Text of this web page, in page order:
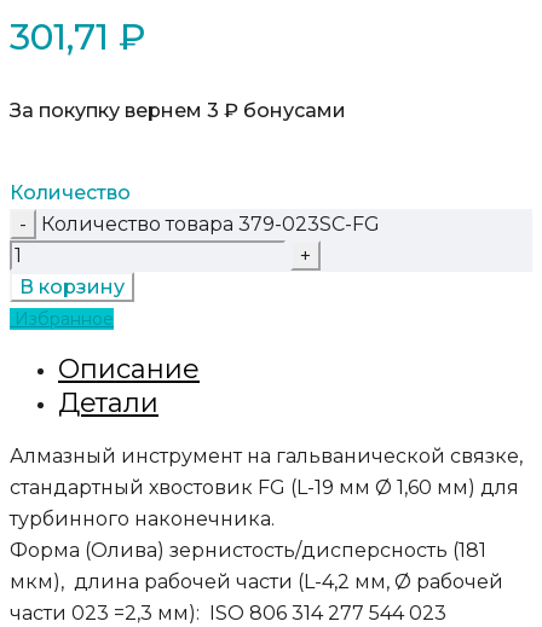
301,71 ₽
За покупку вернем 3 ₽ бонусами
Количество
Количество товара 379-023SC-FG
В корзину
Избранное
Описание
Детали
Алмазный инструмент на гальванической связке,
стандартный хвостовик FG (L-19 мм Ø 1,60 мм) для
турбинного наконечника.
Форма (Олива) зернистость/дисперсность (181
мкм), длина рабочей части (L-4,2 мм, Ø рабочей
части 023 =2,3 мм): ISO 806 314 277 544 023